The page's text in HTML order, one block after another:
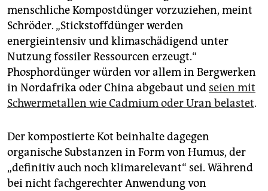
menschliche Kompostdünger vorzuziehen, meint
Schröder. „Stickstoffdünger werden
energieintensiv und klimaschädigend unter
Nutzung fossiler Ressourcen erzeugt.“
Phosphordünger würden vor allem in Bergwerken
in Nordafrika oder China abgebaut und seien mit
Schwermetallen wie Cadmium oder Uran belastet.
Der kompostierte Kot be­inhalte dagegen
organische Substanzen in Form von Humus, der
„definitiv auch noch klimarelevant“ sei. Während
bei nicht fachgerechter Anwendung von